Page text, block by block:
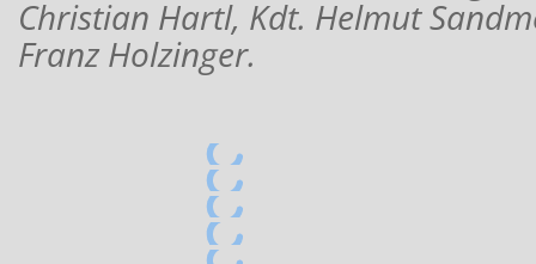
Christian Hartl, Kdt. Helmut
Franz Holzinger.